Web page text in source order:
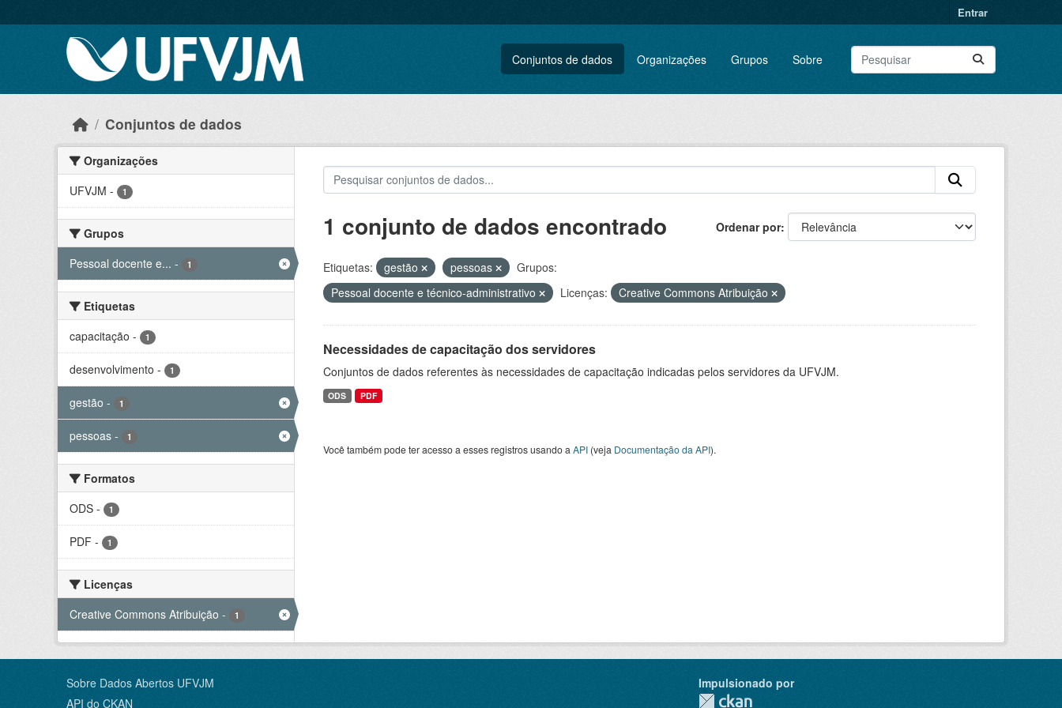
Entrar
Conjuntos de dados Organizações Grupos Sobre
Conjuntos de dados
Organizações
UFVJM - 1
Grupos
Pessoal docente e... - 1
Etiquetas
capacitação - 1
desenvolvimento - 1
gestão - 1
pessoas - 1
Formatos
ODS - 1
PDF - 1
Licenças
Creative Commons Atribuição - 1
Ordenar por
1 conjunto de dados encontrado
Etiquetas: gestão pessoas
Grupos:
Pessoal docente e técnico-administrativo
Licenças: Creative Commons Atribuição
Necessidades de capacitação dos servidores
Conjuntos de dados referentes às necessidades de capacitação indicadas pelos servidores da UFVJM.
ODS PDF
Você também pode ter acesso a esses registros usando a API(veja Documentação da API).
Sobre Dados Abertos UFVJM
API do CKAN
Impulsionado por